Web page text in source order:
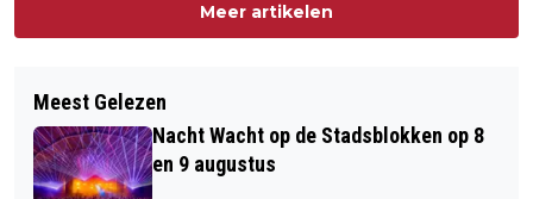
Meer artikelen
Meest Gelezen
Nacht Wacht op de Stadsblokken op 8
en 9 augustus